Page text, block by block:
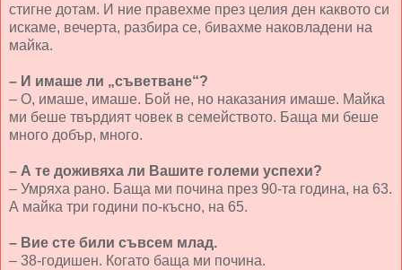
стигне дотам. И ние правехме през целия ден каквото си
искаме, вечерта, разбира се, бивахме наковладени на
майка.
– И имаше ли „съветване“?
– О, имаше, имаше. Бой не, но наказания имаше. Майка
ми беше твърдият човек в семейството. Баща ми беше
много добър, много.
– А те доживяха ли Вашите големи успехи?
– Умряха рано. Баща ми почина през 90-та година, на 63.
А майка три години по-късно, на 65.
– Вие сте били съвсем млад.
– 38-годишен. Когато баща ми почина.